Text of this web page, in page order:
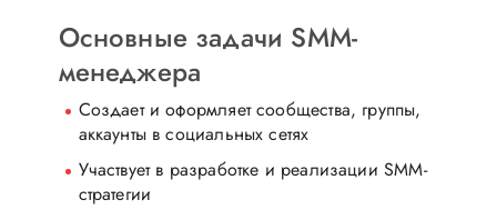
Основные задачи SMM-
менеджера
Создает и оформляет сообщества, группы,
аккаунты в социальных сетях
Участвует в разработке и реализации SMM-
стратегии